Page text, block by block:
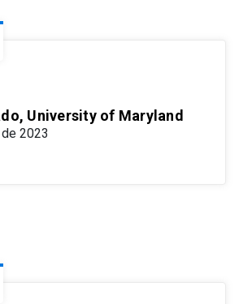
University of Maryland
2023